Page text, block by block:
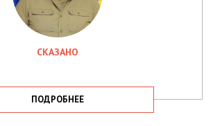
СКАЗАНО
ПОДРОБНЕЕ